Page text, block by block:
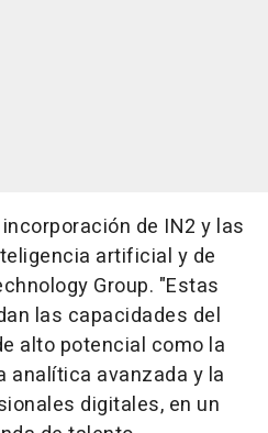
de IN2 y las
artificial y de
Group. "Estas
las capacidades del
alto potencial como la
avanzada y la
digitales, en un